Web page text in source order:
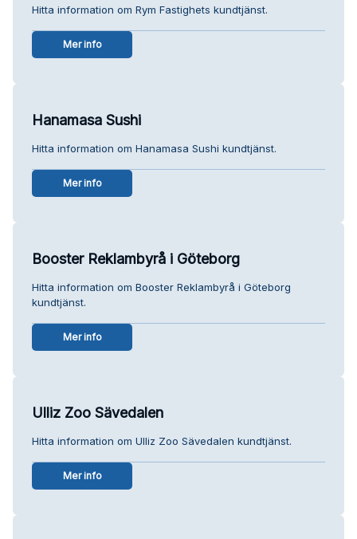
Hitta information om Rym Fastighets kundtjänst.
Mer info
Hanamasa Sushi
Hitta information om Hanamasa Sushi kundtjänst.
Mer info
Booster Reklambyrå i Göteborg
Hitta information om Booster Reklambyrå i Göteborg
kundtjänst.
Mer info
Ulliz Zoo Sävedalen
Hitta information om Ulliz Zoo Sävedalen kundtjänst.
Mer info